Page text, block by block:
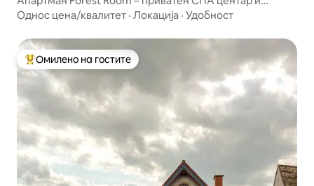
уникатна атмосфера
Однос цена/квалитет · Локација · Удобност
Меѓу најуспешните „Омилени на гостите“
Омилено на гостите